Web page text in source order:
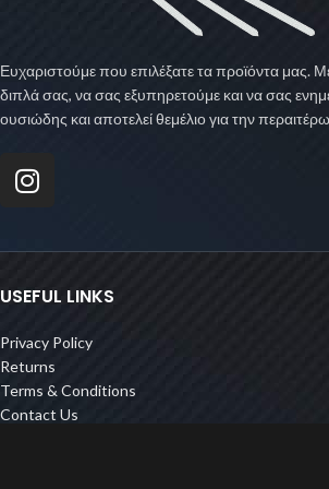
Ευχαριστούμε που επιλέξατε τα προϊόντα μας.
διπλά σας, να σας εξυπηρετούμε και να σας
ουσιώδης και αποτελεί θεμέλιο για την
USEFUL LINKS
Privacy Policy
Returns
Terms & Conditions
Contact Us